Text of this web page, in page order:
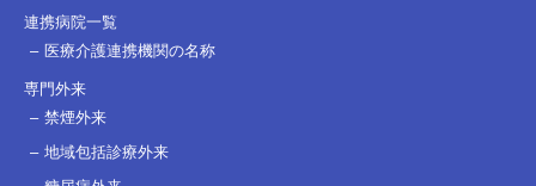
連携病院一覧
医療介護連携機関の名称
専門外来
禁煙外来
地域包括診療外来